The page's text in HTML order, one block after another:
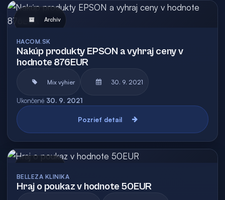
Archív
HACOM.SK
Nakúp produkty EPSON a vyhraj ceny v
hodnote 876EUR
Mix výhier 30. 9. 2021
Ukončené 30. 9. 2021
Pozrieť detail
BELLEZA KLINIKA
Hraj o poukaz v hodnote 50EUR